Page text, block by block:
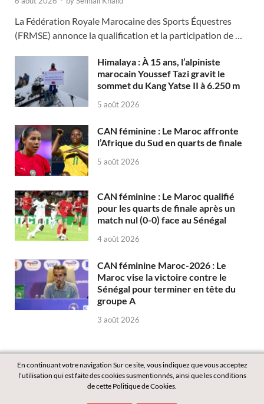
La Fédération Royale Marocaine des Sports Équestres
(FRMSE) annonce la qualification et la participation de …
Himalaya : À 15 ans, l’alpiniste
marocain Youssef Tazi gravit le
sommet du Kang Yatse II à 6.250 m
5 août 2026
CAN féminine : Le Maroc affronte
l’Afrique du Sud en quarts de finale
5 août 2026
CAN féminine : Le Maroc qualifié
pour les quarts de finale après un
match nul (0-0) face au Sénégal
4 août 2026
CAN féminine Maroc-2026 : Le
Maroc vise la victoire contre le
Sénégal pour terminer en tête du
groupe A
3 août 2026
En continuant votre navigation Sur ce site, vous indiquez que vous acceptez
l'utilisation qui est faite des cookies susmentionnés, ainsi que les conditions
de cette Politique de Cookies.